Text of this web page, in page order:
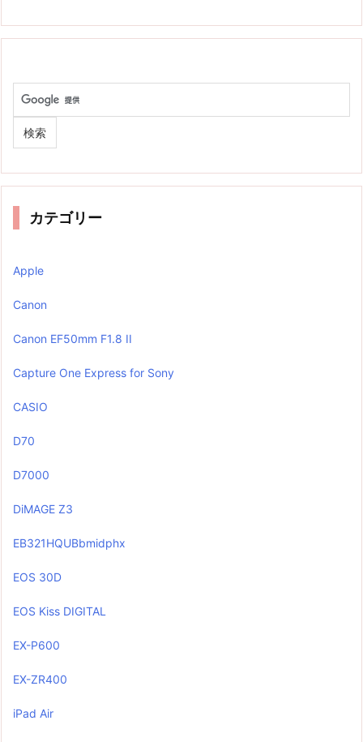
カテゴリー
Apple
Canon
Canon EF50mm F1.8 II
Capture One Express for Sony
CASIO
D70
D7000
DiMAGE Z3
EB321HQUBbmidphx
EOS 30D
EOS Kiss DIGITAL
EX-P600
EX-ZR400
iPad Air